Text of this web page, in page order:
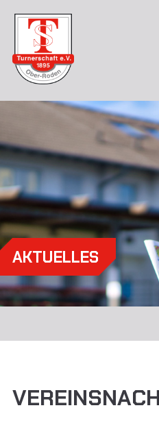
AKTUELLES